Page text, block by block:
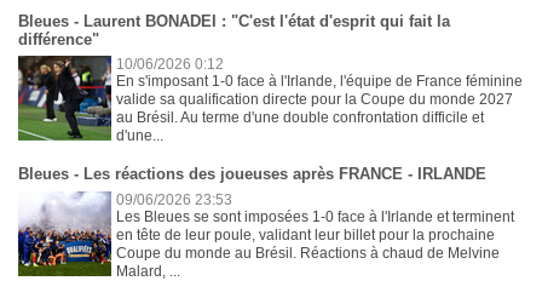
Bleues - Laurent BONADEI : "C'est l'état d'esprit qui fait la
différence"
10/06/2026 0:12
En s'imposant 1-0 face à l'Irlande, l'équipe de France féminine
valide sa qualification directe pour la Coupe du monde 2027
au Brésil. Au terme d'une double confrontation difficile et
d'une...
Bleues - Les réactions des joueuses après FRANCE - IRLANDE
09/06/2026 23:53
Les Bleues se sont imposées 1-0 face à l'Irlande et terminent
en tête de leur poule, validant leur billet pour la prochaine
Coupe du monde au Brésil. Réactions à chaud de Melvine
Malard, ...